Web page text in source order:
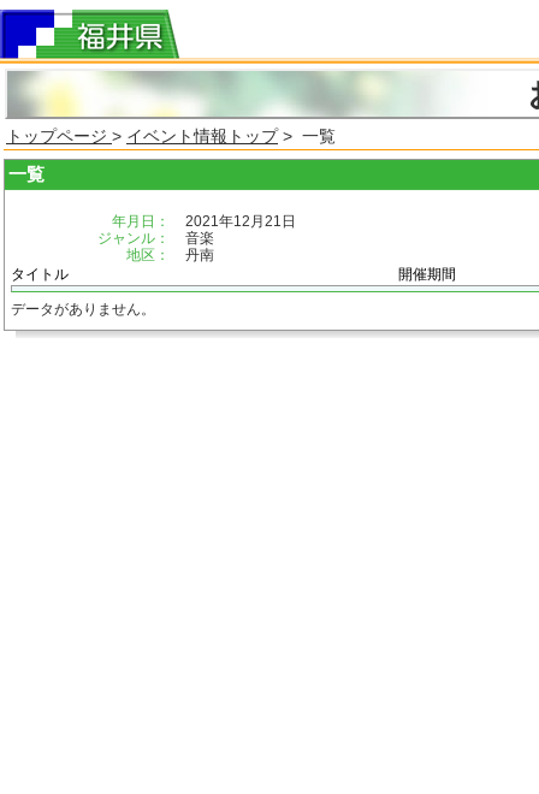
トップページ > イベント情報トップ> 一覧
一覧
年月日：
2021年12月21日
ジャンル：
音楽
地区：
丹南
タイトル
開催期間
データがありません。